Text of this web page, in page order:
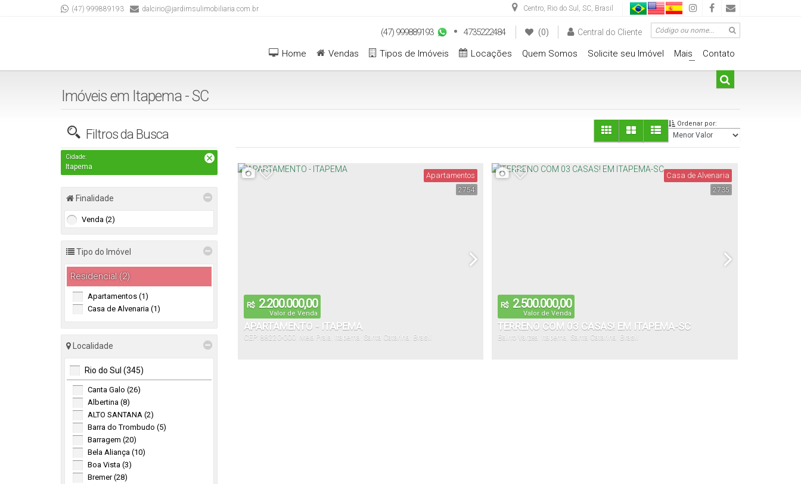
Centro, Rio do Sul , SC, Brasil
(47) 999889193 dalcirio@jardimsulimobiliaria.com.br
Central do Cliente
(0)
(47) 999889193
4735222484
Contato
+
Mais
Solicite seu Imóvel
Quem Somos
Locações
Tipos de Imóveis
Vendas
Home
Imóveis em Itapema - SC
Filtros da Busca
Cidade:
Itapema
Finalidade
Venda (2)
Tipo do Imóvel
Residencial (2)
Apartamentos (1)
Casa de Alvenaria (1)
Localidade
Rio do Sul (345)
Canta Galo (26)
Albertina (8)
ALTO SANTANA (2)
Barra do Trombudo (5)
Barragem (20)
Bela Aliança (10)
Boa Vista (3)
Bremer (28)
Ordenar por:
2754
Apartamentos
R$ 2.200.000,00
Valor de Venda
APARTAMENTO - ITAPEMA
CEP: 88220-000, Meia Praia Itapema Santa Catarina Brasil
2735
Casa de Alvenaria
R$ 2.500.000,00
Valor de Venda
TERRENO COM 03 CASAS! EM ITAPEMA-SC
Bairro Varzea Itapema Santa Catarina Brasil